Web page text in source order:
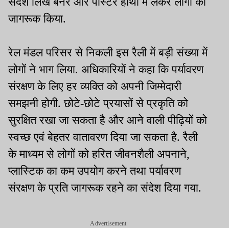
जागरूक किया.
रेल मंडल परिसर से निकली इस रैली में बड़ी संख्या में
लोगों ने भाग लिया. अधिकारियों ने कहा कि पर्यावरण
संरक्षण के लिए हर व्यक्ति को अपनी जिम्मेदारी
समझनी होगी. छोटे-छोटे प्रयासों से प्रकृति को
सुरक्षित रखा जा सकता है और आने वाली पीढ़ियों को
स्वच्छ एवं बेहतर वातावरण दिया जा सकता है. रैली
के माध्यम से लोगों को हरित जीवनशैली अपनाने,
प्लास्टिक का कम उपयोग करने तथा पर्यावरण
संरक्षण के प्रति जागरूक रहने का संदेश दिया गया.
Advertisement